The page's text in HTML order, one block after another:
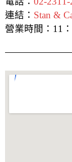
連結： Stan &
營業時間：11